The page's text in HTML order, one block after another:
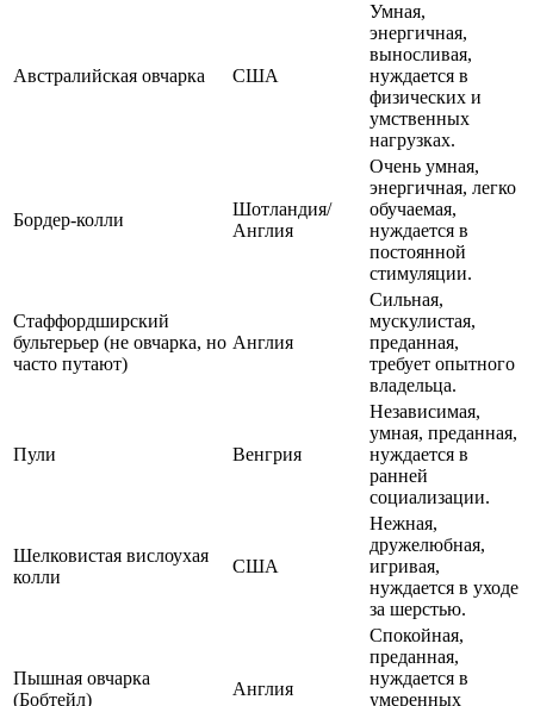
Австралийская овчарка США
Умная,
энергичная,
выносливая,
нуждается в
физических и
умственных
нагрузках.
Бордер-колли
Шотландия/
Англия
Очень умная,
энергичная, легко
обучаемая,
нуждается в
постоянной
стимуляции.
Стаффордширский
бультерьер (не овчарка, но
часто путают)
Англия
Сильная,
мускулистая,
преданная,
требует опытного
владельца.
Пули Венгрия
Независимая,
умная, преданная,
нуждается в
ранней
социализации.
Шелковистая вислоухая
колли
США
Нежная,
дружелюбная,
игривая,
нуждается в уходе
за шерстью.
Пышная овчарка
(Бобтейл)
Англия
Спокойная,
преданная,
нуждается в
умеренных